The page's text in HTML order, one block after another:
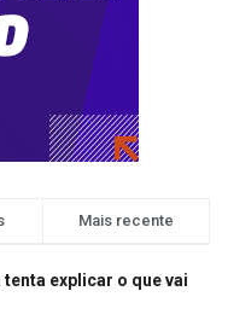
Mais recente
tenta explicar o que vai